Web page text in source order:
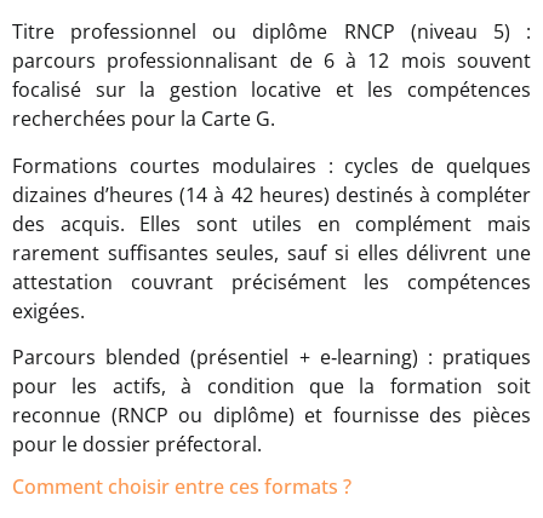
Titre professionnel ou diplôme RNCP (niveau 5) :
parcours professionnalisant de 6 à 12 mois souvent
focalisé sur la gestion locative et les compétences
recherchées pour la Carte G.
Formations courtes modulaires : cycles de quelques
dizaines d’heures (14 à 42 heures) destinés à compléter
des acquis. Elles sont utiles en complément mais
rarement suffisantes seules, sauf si elles délivrent une
attestation couvrant précisément les compétences
exigées.
Parcours blended (présentiel + e‑learning) : pratiques
pour les actifs, à condition que la formation soit
reconnue (RNCP ou diplôme) et fournisse des pièces
pour le dossier préfectoral.
Comment choisir entre ces formats ?